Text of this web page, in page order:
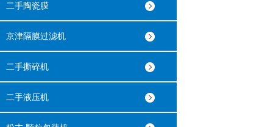
二手陶瓷膜
京津隔膜过滤机
二手撕碎机
二手液压机